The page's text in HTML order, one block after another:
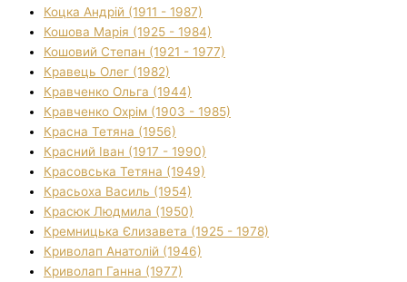
Коцка Андрій (1911 - 1987)
Кошова Марія (1925 - 1984)
Кошовий Степан (1921 - 1977)
Кравець Олег (1982)
Кравченко Ольга (1944)
Кравченко Охрім (1903 - 1985)
Красна Тетяна (1956)
Красний Іван (1917 - 1990)
Красовська Тетяна (1949)
Красьоха Василь (1954)
Красюк Людмила (1950)
Кремницька Єлизавета (1925 - 1978)
Криволап Анатолій (1946)
Криволап Ганна (1977)